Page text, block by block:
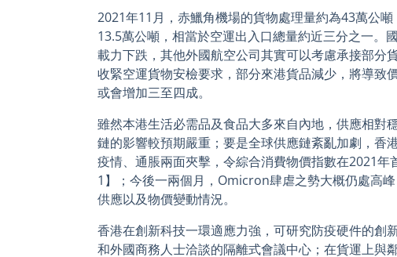
2021年11月，赤鱲角機場的貨物處理量約為43萬公
13.5萬公噸，相當於空運出入口總量約近三分之一。
載力下跌，其他外國航空公司其實可以考慮承接部分
收緊空運貨物安檢要求，部分來港貨品減少，將導致
或會增加三至四成。
雖然本港生活必需品及食品大多來自內地，供應相對
鏈的影響較預期嚴重；要是全球供應鏈紊亂加劇，香
疫情、通脹兩面夾擊，令綜合消費物價指數在2021年
1】；今後一兩個月，Omicron肆虐之勢大概仍處高
供應以及物價變動情況。
香港在創新科技一環適應力強，可研究防疫硬件的創
和外國商務人士洽談的隔離式會議中心；在貨運上與